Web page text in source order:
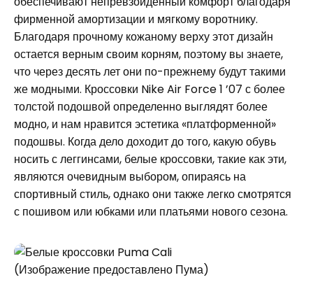
фирменной амортизации и мягкому воротнику.
Благодаря прочному кожаному верху этот дизайн
остается верным своим корням, поэтому вы знаете,
что через десять лет они по-прежнему будут такими
же модными. Кроссовки Nike Air Force 1 ’07 с более
толстой подошвой определенно выглядят более
модно, и нам нравится эстетика «платформенной»
подошвы. Когда дело доходит до того, какую обувь
носить с леггинсами, белые кроссовки, такие как эти,
являются очевидным выбором, опираясь на
спортивный стиль, однако они также легко смотрятся
с пошивом или юбками или платьями нового сезона.
(Изображение предоставлено Пума)